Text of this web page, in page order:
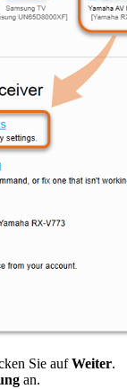
Sie aufWeiter.
an.